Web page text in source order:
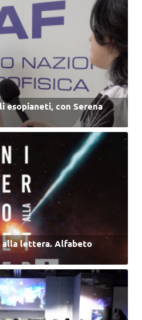
esopianeti, con Serena
alla lettera. Alfabeto